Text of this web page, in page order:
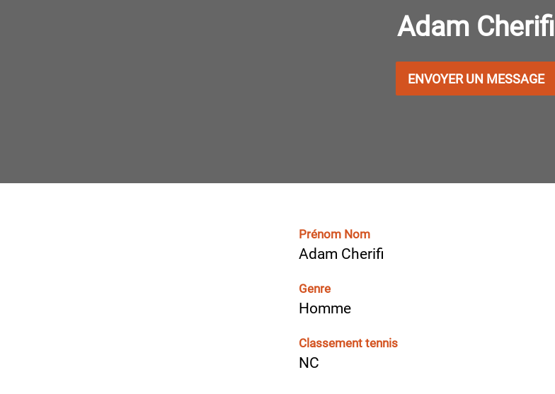
Adam Cherifi
ENVOYER UN MESSAGE
Prénom Nom
Adam Cherifi
Genre
Homme
Classement tennis
NC